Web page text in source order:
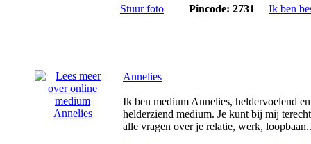
Stuur foto Pincode: 2731 Ik ben
Annelies
Ik ben medium Annelies, heldervoelend en
helderziend medium. Je kunt bij mij
alle vragen over je relatie, werk, loopbaan..